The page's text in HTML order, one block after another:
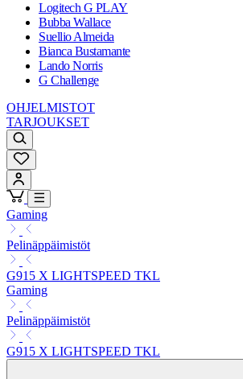
Logitech G PLAY
Bubba Wallace
Suellio Almeida
Bianca Bustamante
Lando Norris
G Challenge
OHJELMISTOT
TARJOUKSET
Gaming
Pelinäppäimistöt
G915 X LIGHTSPEED TKL
Gaming
Pelinäppäimistöt
G915 X LIGHTSPEED TKL